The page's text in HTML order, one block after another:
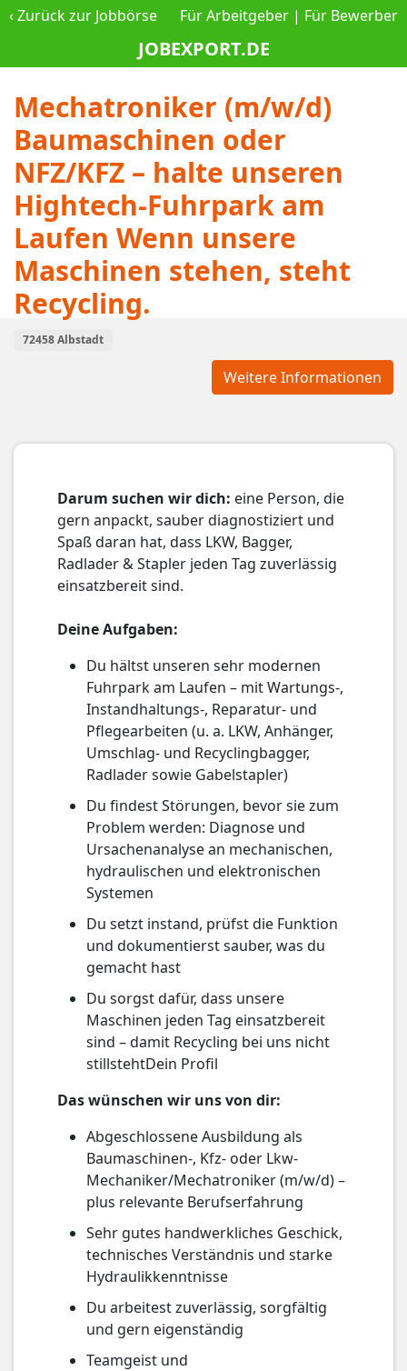
‹Zurück zur Jobbörse
JOBEXPORT.DE
Für Arbeitgeber | Für Bewerber
Mechatroniker (m/w/d)
Baumaschinen oder
NFZ/KFZ – halte unseren
Hightech-Fuhrpark am
Laufen Wenn unsere
Maschinen stehen, steht
Recycling.
72458 Albstadt
Weitere Informationen
Darum suchen wir dich: eine Person, die
gern anpackt, sauber diagnostiziert und
Spaß daran hat, dass LKW, Bagger,
Radlader & Stapler jeden Tag zuverlässig
einsatzbereit sind.
Deine Aufgaben:
Du hältst unseren sehr modernen
Fuhrpark am Laufen – mit Wartungs-,
Instandhaltungs-, Reparatur- und
Pflegearbeiten (u. a. LKW, Anhänger,
Umschlag- und Recyclingbagger,
Radlader sowie Gabelstapler)
Du findest Störungen, bevor sie zum
Problem werden: Diagnose und
Ursachenanalyse an mechanischen,
hydraulischen und elektronischen
Systemen
Du setzt instand, prüfst die Funktion
und dokumentierst sauber, was du
gemacht hast
Du sorgst dafür, dass unsere
Maschinen jeden Tag einsatzbereit
sind – damit Recycling bei uns nicht
stillstehtDein Profil
Das wünschen wir uns von dir:
Abgeschlossene Ausbildung als
Baumaschinen-, Kfz- oder Lkw-
Mechaniker/Mechatroniker (m/w/d) –
plus relevante Berufserfahrung
Sehr gutes handwerkliches Geschick,
technisches Verständnis und starke
Hydraulikkenntnisse
Du arbeitest zuverlässig, sorgfältig
und gern eigenständig
Teamgeist und